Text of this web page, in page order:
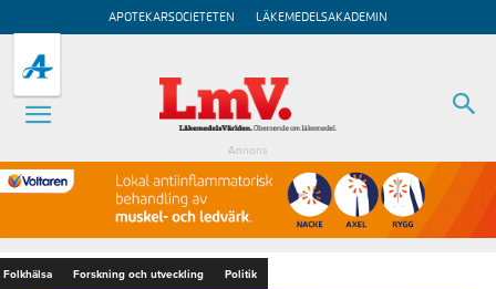
APOTEKARSOCIETETEN LÄKEMEDELSAKADEMIN
Annons
Folkhälsa Forskning och utveckling Politik